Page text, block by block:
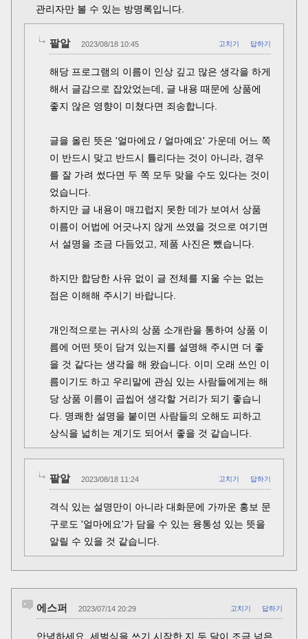
관리자만 볼 수 있는 방명록입니다.
팥알 2023/08/18 10:45 고치기 답하기
해당 프로그램의 이름이 인상 깊고 많은 생각을 하게
해서 글감으로 잡았었는데, 글 내용 때문에 상품에
좋지 않은 영향이 미쳤다면 죄송합니다.
글을 올린 뜻은 '얼마에요 / 얼마예요' 가운데 어느 쪽
이 반드시 맞고 반드시 틀리다는 것이 아니라, 경우
를 잘 가려 썼다면 두 쪽 모두 맞을 수도 있다는 것이
었습니다.
하지만 글 내용이 매끄럽지 못한 데가 보여서 상품
이름이 어법에 어긋나지 않게 쓰였을 것으로 여기면
서 설명을 조금 다듬었고, 제품 사진은 뺐습니다.
하지만 합당한 사유 없이 글 전체를 지울 수는 없는
점은 이해해 주시기 바랍니다.
개인적으로는 귀사의 상품 소개란을 통하여 상품 이
름에 어떤 뜻이 담겨 있는지를 설명해 주시면 더 좋
을 것 같다는 생각을 해 왔습니다. 이미 오래 쓰인 이
름이기도 하고 우리말에 관심 있는 사람들에게는 해
당 상품 이름이 곱씹어 생각할 거리가 되기 좋습니
다. 명쾌한 설명을 붙이면 사람들의 오해도 피하고
상식을 넓히는 계기도 되어서 좋을 것 같습니다.
팥알 2023/08/18 11:24 고치기 답하기
격식 있는 설명만이 아니라 대화문에 가까운 홍보 문
구로도 '얼마에요'가 담을 수 있는 융통성 있는 뜻을
알릴 수 있을 것 같습니다.
에스퍼 2023/07/14 20:29 고치기 답하기
안녕하세요, 세벌식을 쓰기 시작한 지 두 달이 조금 넘은